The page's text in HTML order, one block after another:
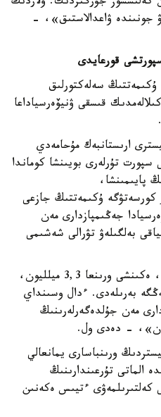
جونىندە ۋاعدالاستىق»، -
ۇكىمەتتىڭ سەلەكتورلىق
وتىرىسىندا 28- بۇكىلالەمدىك قىسقى ۋنيۆەرسياداعا
ارىستانبەك مۇحامەدي
تۇرلەرى بويىنشا كوماندا
پايىمىنشا،
كورسەتۋگە ۇكىمەتتىڭ جازعى
جەڭىمپازدارى مەن
بەلگىلەۋ تۋرالى شەشىمى
«ءبىرىنشى ورىنعا 4,9 ميلليون، ەكىنشى ورىنعا 3,3 ميلليون،
1,6 ميلليون تەڭگە بەرىلەدى. ءدال وسىنداي
مەن جۇلدەگەرلەرىنىڭ
- دەدى ول.
ورىنباسارى يمانعالي
الماتى تۇرعىندارىنىڭ
كەلتىرىلمەۋى ءتيىس ەكەنىن